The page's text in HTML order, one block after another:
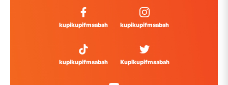
kupikupifmsabah kupikupifmsabah
kupikupifmsabah Kupikupifmsabah